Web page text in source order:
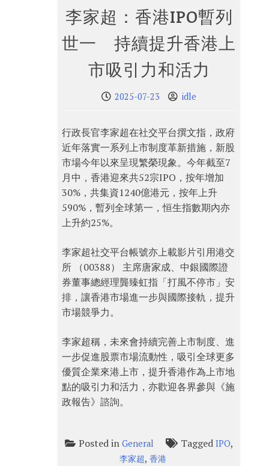
李家超：香港IPO暫列
世一 持續提升香港上
市吸引力和活力
2025-07-23 idle
行政長官李家超在社交平台撰文指，政府
近年落實一系列上市制度革新措施，新股
市場今年以來呈現繁榮現象。今年截至7
月中，香港迎來共52宗IPO，按年增加
30%，共集資1240億港元，按年上升
590%，暫列全球第一，恒生指數期內亦
上升約25%。
李家超社交平台帳號亦上載影片引用港交
所 （00388） 主席唐家成、中銀國際證
券董事總經理龔臻虹指「打風不停市」安
排，讓香港市場進一步與國際接軌，提升
市場競爭力。
李家超稱，未來會持續完善上市制度、進
一步促進股票市場流動性，吸引全球更多
優質企業來港上市，提升香港作為上市地
點的吸引力和活力，亦歡迎各界參與《施
政報告》諮詢。
Posted in General Tagged IPO,
李家超,香港